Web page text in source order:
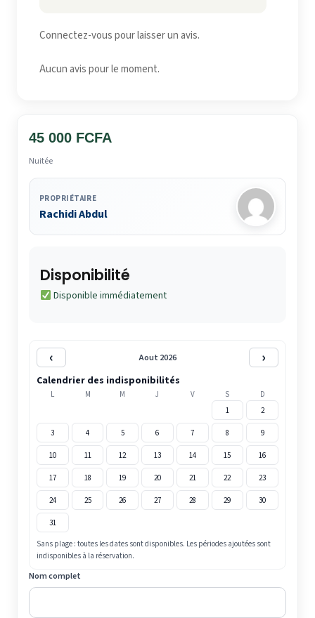
Connectez-vous pour laisser un avis.
Aucun avis pour le moment.
45 000 FCFA
Nuitée
PROPRIÉTAIRE
Rachidi Abdul
Disponibilité
Disponible immédiatement
‹ Aout 2026 ›
Calendrier des indisponibilités
L M M J V S
D
1
2
3 4 5 6 7 8 9
10 11 12 13 14 15 16
17 18 19 20 21 22 23
24 25 26 27 28 29 30
31
Sans plage : toutes les dates sont disponibles. Les périodes ajoutées sont
indisponibles à la réservation.
Nom complet